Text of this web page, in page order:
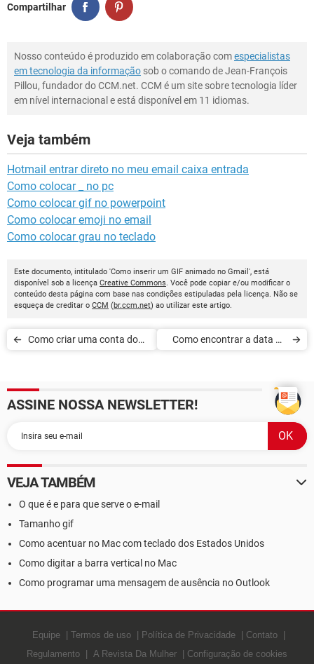
Compartilhar
Nosso conteúdo é produzido em colaboração comespecialistas
em tecnologia da informação sob o comando de Jean-François
Pillou, fundador do CCM.net. CCM é um site sobre tecnologia líder
em nível internacional e está disponível em 11 idiomas.
Veja também
Hotmail entrar direto no meu email caixa entrada
Como colocar _ no pc
Como colocar gif no powerpoint
Como colocar emoji no email
Como colocar grau no teclado
Este documento, intitulado 'Como inserir um GIF animado no Gmail', está
disponível sob a licença Creative Commons. Você pode copiar e/ou modificar o
conteúdo desta página com base nas condições estipuladas pela licença. Não se
esqueça de creditar o CCM (br.ccm.net) ao utilizar este artigo.
Como criar uma conta do
Como encontrar a data de
ASSINE NOSSA NEWSLETTER!
VEJA TAMBÉM
O que é e para que serve o e-mail
Tamanho gif
Como acentuar no Mac com teclado dos Estados Unidos
Como digitar a barra vertical no Mac
Como programar uma mensagem de ausência no Outlook
Equipe Termos de uso Política de Privacidade
Contato
Regulamento
A Revista Da Mulher Configuração de cookies